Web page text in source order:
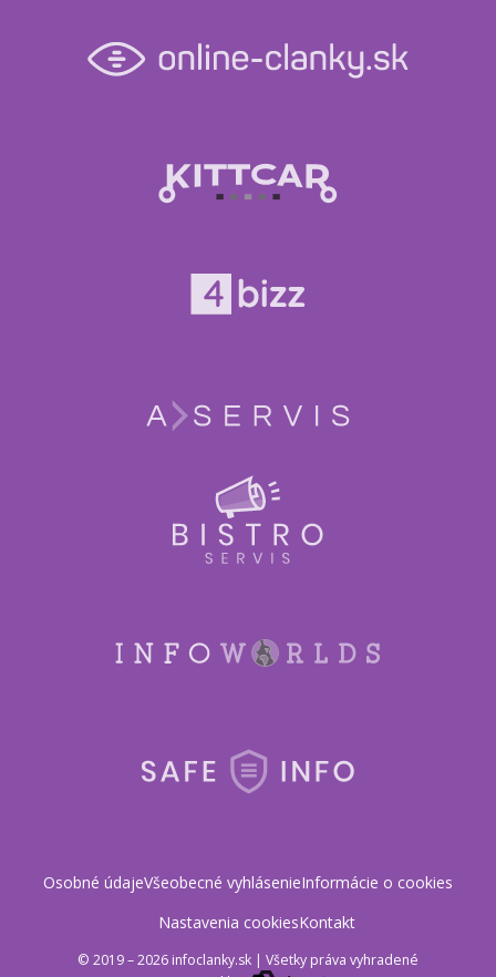
Osobné údajeVšeobecné vyhlásenieInformácie o cookies
Nastavenia cookiesKontakt
© 2019 – 2026 infoclanky.sk | Všetky práva vyhradené